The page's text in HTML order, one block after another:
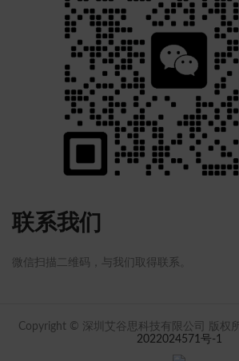
联系我们
微信扫描二维码，与我们取得联系。
Copyright © 深圳艾谷思科技有限公司 版权
2022024571号-1